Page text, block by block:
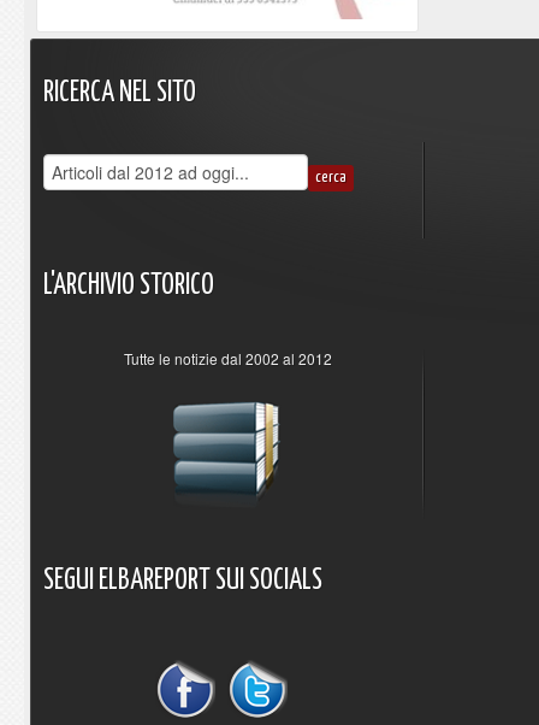
RICERCA NEL SITO
L'ARCHIVIO STORICO
Tutte le notizie dal 2002 al 2012
SEGUI ELBAREPORT SUI SOCIALS